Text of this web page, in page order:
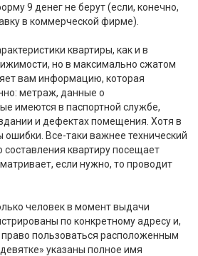
9 денег не берут (если, конечно,
в коммерческой фирме).
квартиры, как и в
но в максимально сжатом
вам информацию, которая
метраж, данные о
имеются в паспортной службе,
и дефектах помещения. Хотя в
Все-таки важнее технический
составления квартиру посещает
если нужно, то проводит
человек в момент выдачи
по конкретному адресу и,
пользоваться расположенным
указаны полное имя